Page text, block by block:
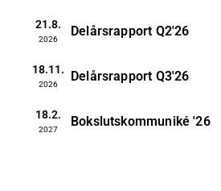
21.8.
2026
Delårsrapport Q2'26
18.11.
2026
Delårsrapport Q3'26
18.2.
2027
Bokslutskommuniké '26